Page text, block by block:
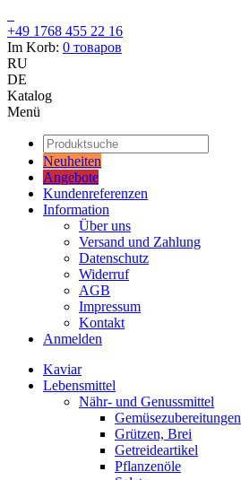
+49 1768 455 22 16
Im Korb: 0 товаров
RU
DE
Katalog
Menü
Neuheiten
Angebote
Kundenreferenzen
Information
Über uns
Versand und Zahlung
Datenschutz
Widerruf
AGB
Impressum
Kontakt
Anmelden
Kaviar
Lebensmittel
Nähr- und Genussmittel
Gemüsezubereitungen
Grützen, Brei
Getreideartikel
Pflanzenöle